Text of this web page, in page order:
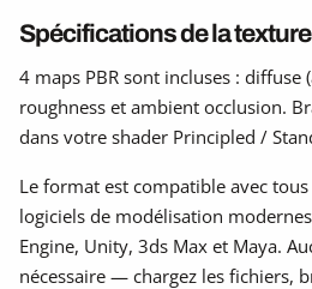
Spécifications de la texture
4 maps PBR sont incluses : diffuse
roughness et ambient occlusion.
dans votre shader Principled /
Le format est compatible avec
logiciels de modélisation
Engine, Unity, 3ds Max et Maya.
nécessaire — chargez les fichiers,